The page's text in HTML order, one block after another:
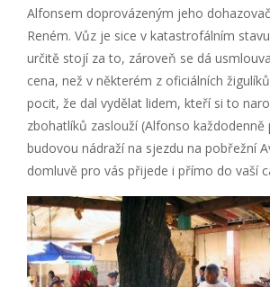
Alfonsem doprovázeným jeho
Reném. Vůz je sice v katastrofálním
určitě stojí za to, zároveň se dá
cena, než v některém z oficiálních
pocit, že dal vydělat lidem, kteří si to
zbohatlíků zaslouží (Alfonso každodenně
budovou nádraží na sjezdu na pobřežní
domluvě pro vás přijede i přímo do vaší